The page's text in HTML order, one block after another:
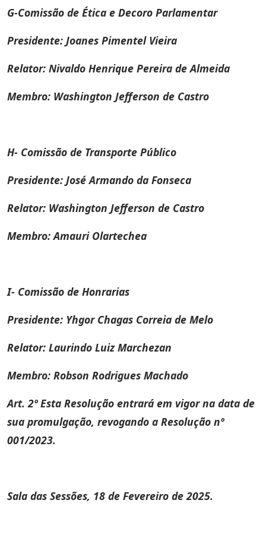
G-Comissão de Ética e Decoro Parlamentar
Presidente: Joanes Pimentel Vieira
Relator: Nivaldo Henrique Pereira de Almeida
Membro: Washington Jefferson de Castro
H- Comissão de Transporte Público
Presidente: José Armando da Fonseca
Relator: Washington Jefferson de Castro
Membro: Amauri Olartechea
I- Comissão de Honrarias
Presidente: Yhgor Chagas Correia de Melo
Relator: Laurindo Luiz Marchezan
Membro: Robson Rodrigues Machado
Art. 2º Esta Resolução entrará em vigor na data de
sua promulgação, revogando a Resolução nº
001/2023.
Sala das Sessões, 18 de Fevereiro de 2025.